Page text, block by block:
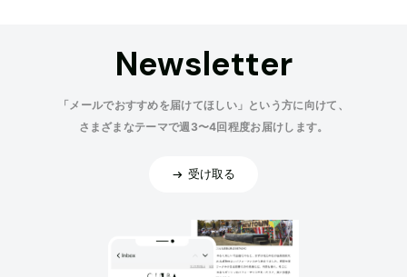
Newsletter
「メールでおすすめを届けてほしい」という方に向けて、
さまざまなテーマで週3〜4回程度お届けします。
受け取る